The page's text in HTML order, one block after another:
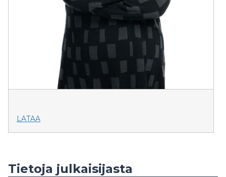
LATAA
Tietoja julkaisijasta